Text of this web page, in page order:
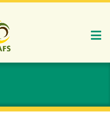
Aller
au
contenu
principal